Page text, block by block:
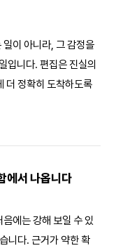
이 아니라, 그 감정을
입니다. 편집은 진실의
더 정확히 도착하도록
에서 나옵니다
에는 강해 보일 수 있
니다. 근거가 약한 확